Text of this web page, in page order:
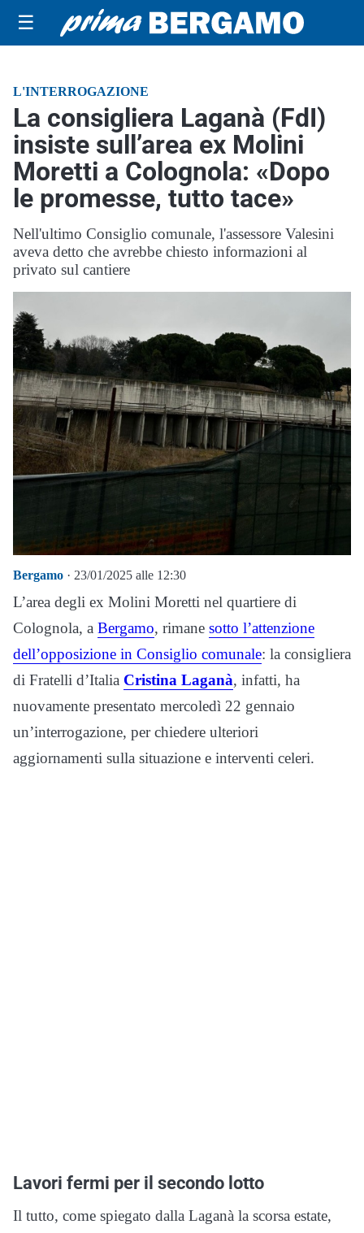
☰
L'INTERROGAZIONE
La consigliera Laganà (FdI)
insiste sull’area ex Molini
Moretti a Colognola: «Dopo
le promesse, tutto tace»
Nell'ultimo Consiglio comunale, l'assessore Valesini
aveva detto che avrebbe chiesto informazioni al
privato sul cantiere
Bergamo · 23/01/2025 alle 12:30
L’area degli ex Molini Moretti nel quartiere di
Colognola, a Bergamo, rimane sotto l’attenzione
dell’opposizione in Consiglio comunale: la consigliera
di Fratelli d’Italia Cristina Laganà, infatti, ha
nuovamente presentato mercoledì 22 gennaio
un’interrogazione, per chiedere ulteriori
aggiornamenti sulla situazione e interventi celeri.
Lavori fermi per il secondo lotto
Il tutto, come spiegato dalla Laganà la scorsa estate,